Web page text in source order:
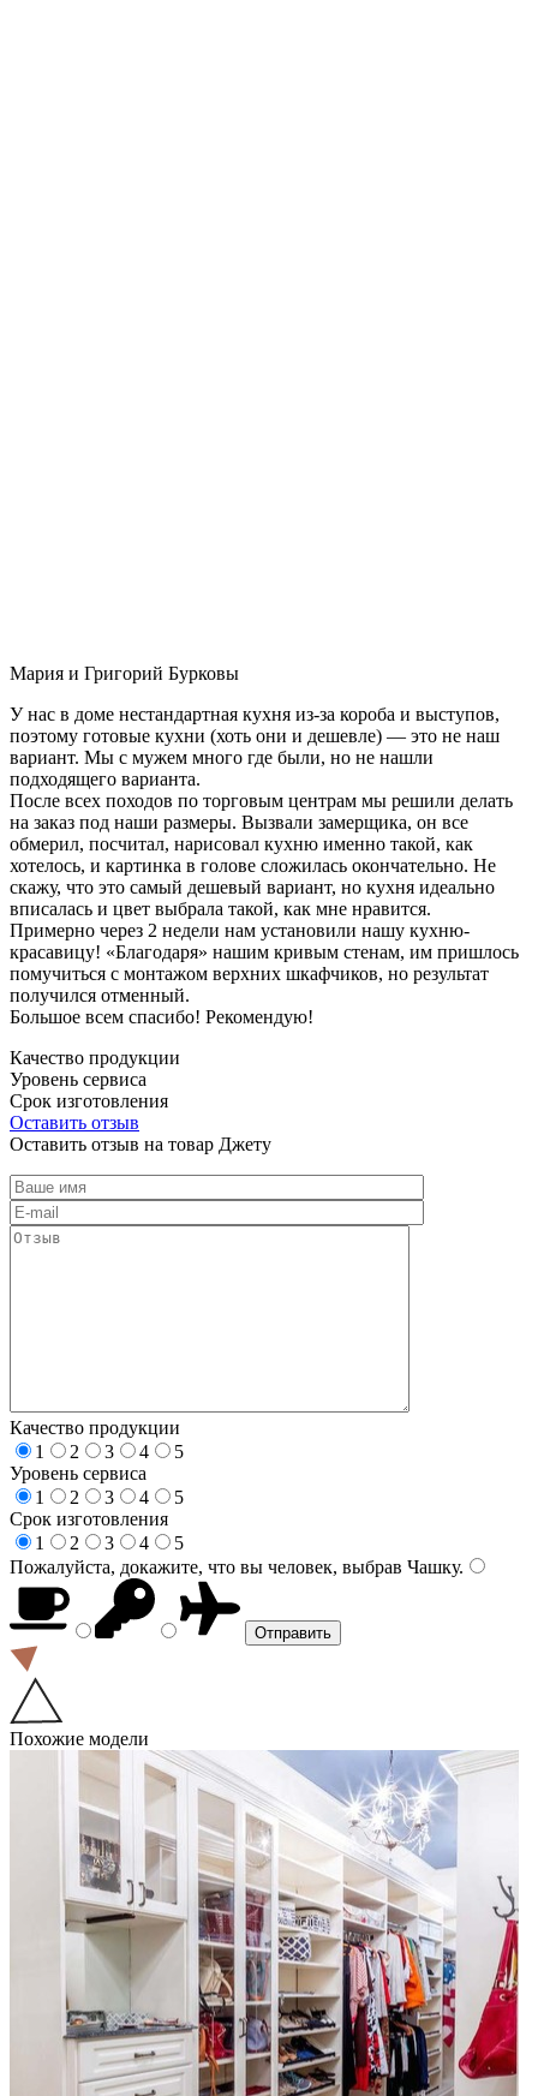
Мария и Григорий Бурковы
У нас в доме нестандартная кухня из-за короба и выступов,
поэтому готовые кухни (хоть они и дешевле) — это не наш
вариант. Мы с мужем много где были, но не нашли
подходящего варианта.
После всех походов по торговым центрам мы решили делать
на заказ под наши размеры. Вызвали замерщика, он все
обмерил, посчитал, нарисовал кухню именно такой, как
хотелось, и картинка в голове сложилась окончательно. Не
скажу, что это самый дешевый вариант, но кухня идеально
вписалась и цвет выбрала такой, как мне нравится.
Примерно через 2 недели нам установили нашу кухню-
красавицу! «Благодаря» нашим кривым стенам, им пришлось
помучиться с монтажом верхних шкафчиков, но результат
получился отменный.
Большое всем спасибо! Рекомендую!
Качество продукции
Уровень сервиса
Срок изготовления
Оставить отзыв
Оставить отзыв на товар Джету
Качество продукции
1
2 3 4
5
Уровень сервиса
1
2 3 4
5
Срок изготовления
1
2 3 4
5
Пожалуйста, докажите, что вы человек, выбрав Чашку.
Похожие модели